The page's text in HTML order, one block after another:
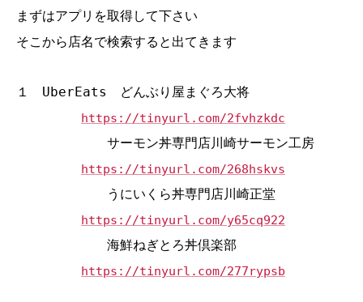
まずはアプリを取得して下さい
そこから店名で検索すると出てきます
１ UberEats どんぶり屋まぐろ大将
https://tinyurl.com/2fvhzkdc
サーモン丼専門店川崎サーモン工房
https://tinyurl.com/268hskvs
うにいくら丼専門店川崎正堂
https://tinyurl.com/y65cq922
海鮮ねぎとろ丼倶楽部
https://tinyurl.com/277rypsb